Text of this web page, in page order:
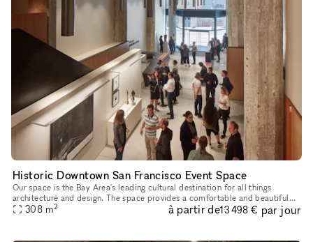
Historic Downtown San Francisco Event Space
Our space is the Bay Area's leading cultural destination for all things
architecture and design. The space provides a comfortable and beautiful
venue for day and evening events, with enough space f
308 m2 à partir de13 498 € par jour